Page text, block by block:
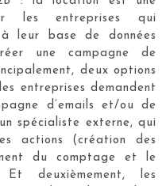
les entreprises qui
leur base de données
une campagne de
deux options
entreprises demandent
d’emails et/ou de
spécialiste externe, qui
actions (création des
du comptage et le
deuxièmement, les